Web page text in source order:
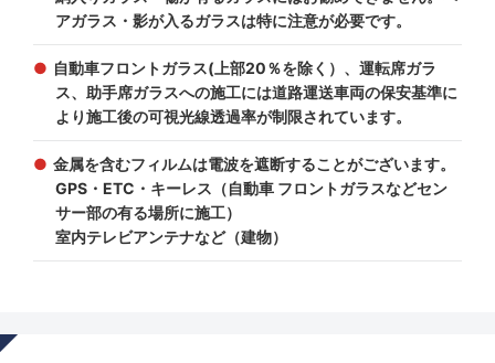
アガラス・影が入るガラスは特に注意が必要です。
自動車フロントガラス(上部20％を除く）、運転席ガラ
ス、助手席ガラスへの施工には道路運送車両の保安基準に
より施工後の可視光線透過率が制限されています。
金属を含むフィルムは電波を遮断することがございます。
GPS・ETC・キーレス（自動車 フロントガラスなどセン
サー部の有る場所に施工）
室内テレビアンテナなど（建物）